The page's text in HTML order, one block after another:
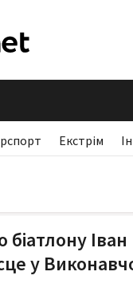
Екстрім
Іван
у